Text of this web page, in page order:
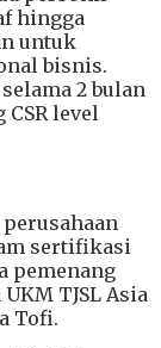
hingga
untuk
bisnis.
2 bulan
level
sertifikasi
pemenang
TJSL Asia
Tofi.